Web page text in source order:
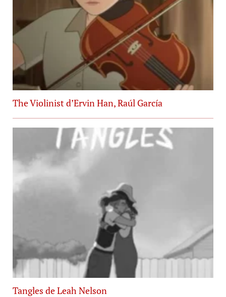
The Violinist d’Ervin Han, Raúl García
Tangles de Leah Nelson